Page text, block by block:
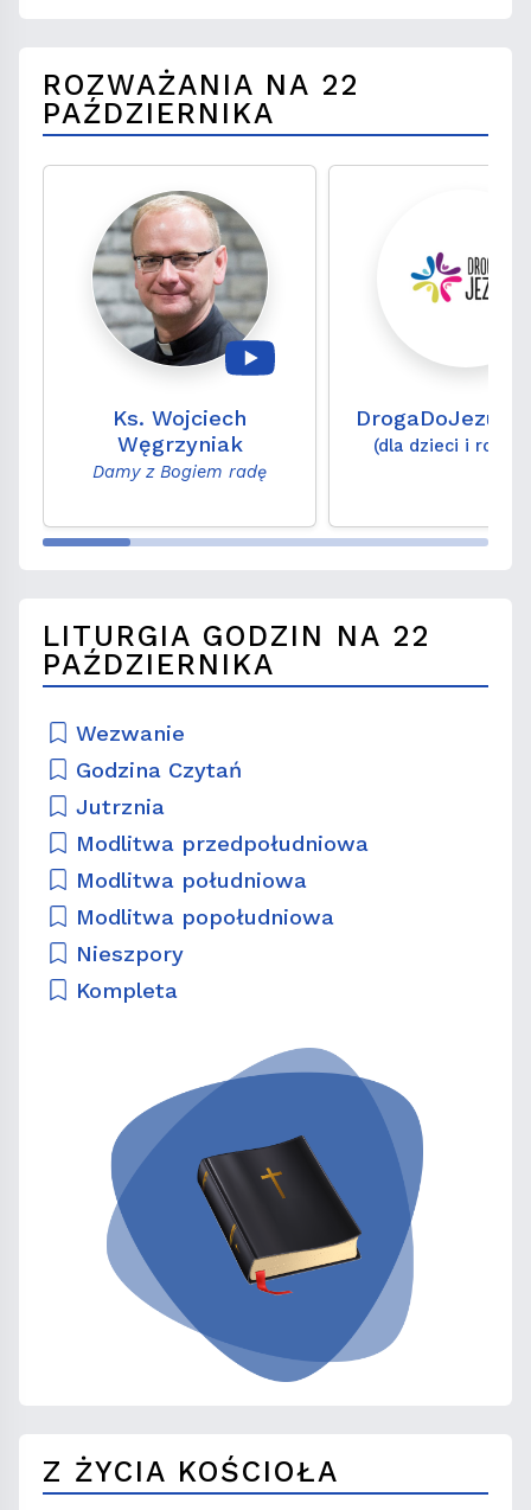
ROZWAŻANIA NA 22
PAŹDZIERNIKA
Ks. Wojciech
Węgrzyniak
Damy z Bogiem radę
(dla dzieci i
LITURGIA GODZIN NA 22
PAŹDZIERNIKA
Wezwanie
Godzina Czytań
Jutrznia
Modlitwa przedpołudniowa
Modlitwa południowa
Modlitwa popołudniowa
Nieszpory
Kompleta
Z ŻYCIA KOŚCIOŁA